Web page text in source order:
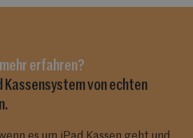
erfahren?
Kassensystem von echten